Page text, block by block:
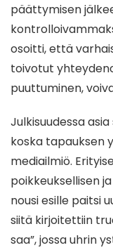
päättymisen
osoitti, että
toivotut
puuttuminen,
Julkisuudessa
koska tapauksen
mediailmiö.
poikkeuksellisen
nousi esille paitsi
siitä kirjoitettiin
saa”, jossa uhrin